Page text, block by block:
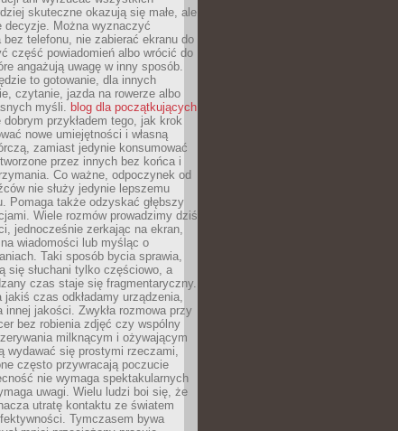
skuteczne okazują się małe, ale
decyzje. Można wyznaczyć
bez telefonu, nie zabierać ekranu do
część powiadomień albo wrócić do
angażują uwagę w inny sposób.
to gotowanie, dla innych
czytanie, jazda na rowerze albo
myśli. blog dla początkujących
przykładem tego, jak krok
nowe umiejętności i własną
zamiast jedynie konsumować
przez innych bez końca i
Co ważne, odpoczynek od
nie służy jedynie lepszemu
Pomaga także odzyskać głębszy
Wiele rozmów prowadzimy dziś
jednocześnie zerkając na ekran,
wiadomości lub myśląc o
Taki sposób bycia sprawia,
się słuchani tylko częściowo, a
czas staje się fragmentaryczny.
jakiś czas odkładamy urządzenia,
innej jakości. Zwykła rozmowa przy
bez robienia zdjęć czy wspólny
milknącym i ożywającym
wydawać się prostymi rzeczami,
często przywracają poczucie
nie wymaga spektakularnych
uwagi. Wielu ludzi boi się, że
utratę kontaktu ze światem
Tymczasem bywa